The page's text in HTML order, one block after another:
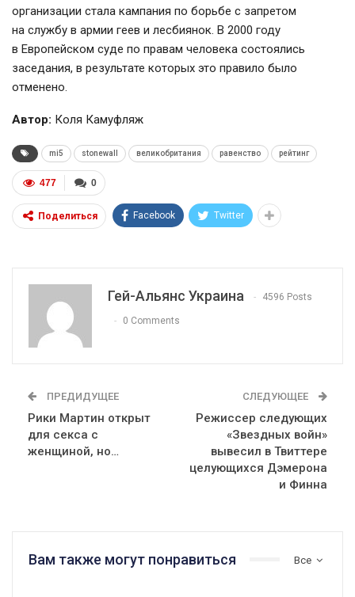
организации стала кампания по борьбе с запретом
на службу в армии геев и лесбиянок. В 2000 году
в Европейском суде по правам человека состоялись
заседания, в результате которых это правило было
отменено.
Автор: Коля Камуфляж
mi5 stonewall великобритания равенство рейтинг
0
477
Поделиться Facebook Twitter
Гей-Альянс Украина 4596 Posts
0 Comments
ПРЕДИДУЩЕЕ
Рики Мартин открыт
для секса с
женщиной, но…
СЛЕДУЮЩЕЕ
Режиссер следующих
«Звездных войн»
вывесил в Твиттере
целующихся Дэмерона
и Финна
Все
Вам также могут понравиться